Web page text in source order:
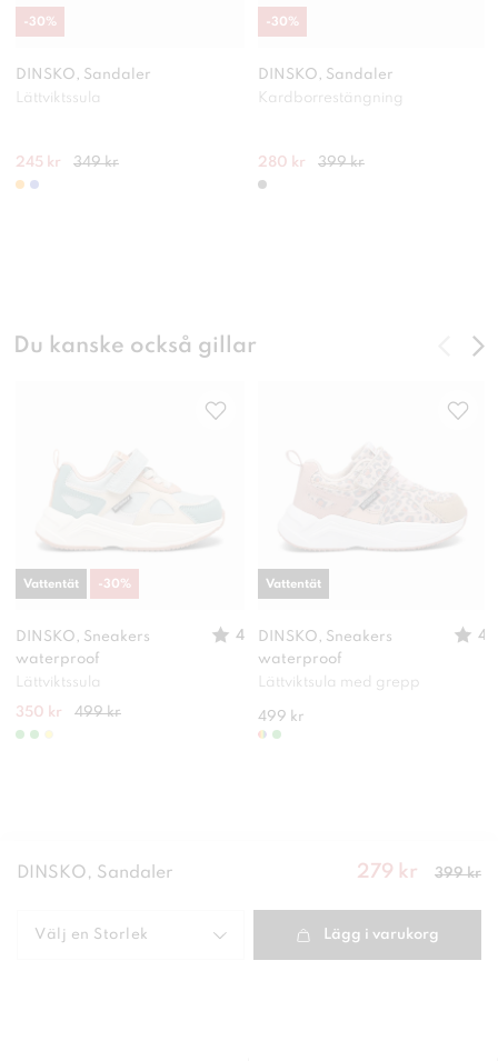
DINSKO, Sandaler
Lättviktssula
245 kr 349 kr
-30%
DINSKO, Sandaler
Kardborrestängning
280 kr 399 kr
-30%
Du kanske också gillar
DINSKO, Sneakers
waterproof
4
Lättviktssula
350 kr 499 kr
Vattentät -30%
DINSKO, Sneakers
waterproof
4
Lättviktsula med grepp
499 kr
Vattentät
DINSKO, Sandaler
Nuvarande
krTidigare
pris
279 kr 399 kr
Välj en Storlek Lägg i varukorg